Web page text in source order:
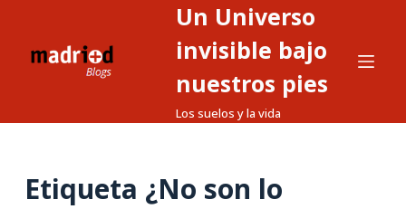
Un Universo
invisible bajo
nuestros pies
Los suelos y la vida
Etiqueta ¿No son lo